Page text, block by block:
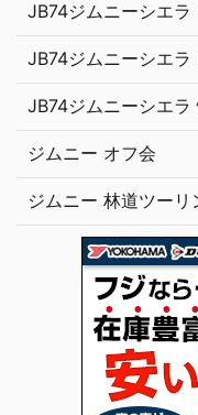
JB74ジムニーシエラ
JB74ジムニーシエラ
JB74ジムニーシエラ
ジムニー オフ会
ジムニー 林道ツーリ